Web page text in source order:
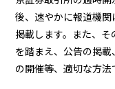
後、速やかに報道機
掲載します。また、
を踏まえ、公告の掲
の開催等、適切な方法